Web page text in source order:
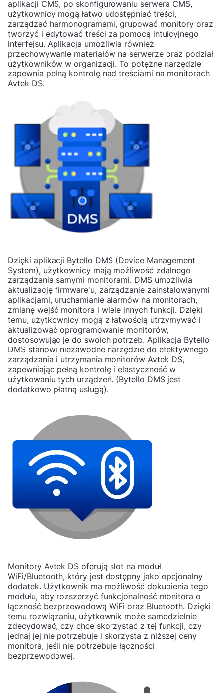
aplikacji CMS, po skonfigurowaniu serwera CMS,
użytkownicy mogą łatwo udostępniać treści,
zarządzać harmonogramami, grupować monitory oraz
tworzyć i edytować treści za pomocą intuicyjnego
interfejsu. Aplikacja umożliwia również
przechowywanie materiałów na serwerze oraz podział
użytkowników w organizacji. To potężne narzędzie
zapewnia pełną kontrolę nad treściami na monitorach
Avtek DS.
Dzięki aplikacji Bytello DMS (Device Management
System), użytkownicy mają możliwość zdalnego
zarządzania samymi monitorami. DMS umożliwia
aktualizację firmware'u, zarządzanie zainstalowanymi
aplikacjami, uruchamianie alarmów na monitorach,
zmianę wejść monitora i wiele innych funkcji. Dzięki
temu, użytkownicy mogą z łatwością utrzymywać i
aktualizować oprogramowanie monitorów,
dostosowując je do swoich potrzeb. Aplikacja Bytello
DMS stanowi niezawodne narzędzie do efektywnego
zarządzania i utrzymania monitorów Avtek DS,
zapewniając pełną kontrolę i elastyczność w
użytkowaniu tych urządzeń. (Bytello DMS jest
dodatkowo płatną usługą).
Monitory Avtek DS oferują slot na moduł
WiFi/Bluetooth, który jest dostępny jako opcjonalny
dodatek. Użytkownik ma możliwość dokupienia tego
modułu, aby rozszerzyć funkcjonalność monitora o
łączność bezprzewodową WiFi oraz Bluetooth. Dzięki
temu rozwiązaniu, użytkownik może samodzielnie
zdecydować, czy chce skorzystać z tej funkcji, czy
jednaj jej nie potrzebuje i skorzysta z niższej ceny
monitora, jeśli nie potrzebuje łączności
bezprzewodowej.